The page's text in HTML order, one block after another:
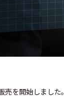
を開始しました。